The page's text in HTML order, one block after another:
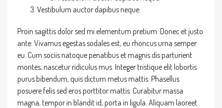
Vestibulum auctor dapibus neque.
Proin sagittis dolor sed mi elementum pretium. Donec et justo
ante. Vivamus egestas sodales est, eu rhoncus urna semper
eu. Cum sociis natoque penatibus et magnis dis parturient
montes, nascetur ridiculus mus. Integer tristique elit lobortis
purus bibendum, quis dictum metus mattis. Phasellus
posuere felis sed eros porttitor mattis. Curabitur massa
magna, tempor in blandit id, porta in ligula. Aliquam laoreet